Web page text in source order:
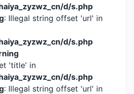
d/s.php
: Illegal string offset 'url' in
d/s.php
'title' in
d/s.php
: Illegal string offset 'url' in